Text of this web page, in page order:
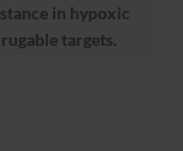
in hypoxic
targets.